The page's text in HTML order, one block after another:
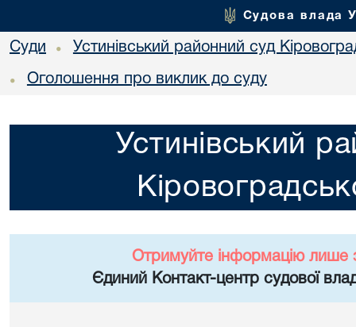
Судова влада
Суди • Устинівський районний суд
• Оголошення про виклик до суду
Устинівський
Отримуйте інформацію лише
Єдиний Контакт-центр судової